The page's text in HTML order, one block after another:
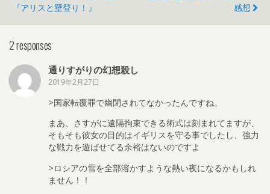
『アリスと壁登り！』
感想
2 responses
通りすがりの幻想殺し
2019年2月27日
>国家転覆罪で幽閉されてなかったんですね。
まあ、さすがに遠隔拘束できる術式は刻まれてますが、
そもそも彼女の目的はイギリスを守る事でしたし、強力
な戦力を遊ばせてる余裕はないのですよ
>ロシアの雪を全部溶かすような熱い夜になるかもしれ
ません！！